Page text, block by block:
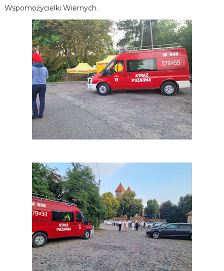
Wspomożycielki Wiernych.